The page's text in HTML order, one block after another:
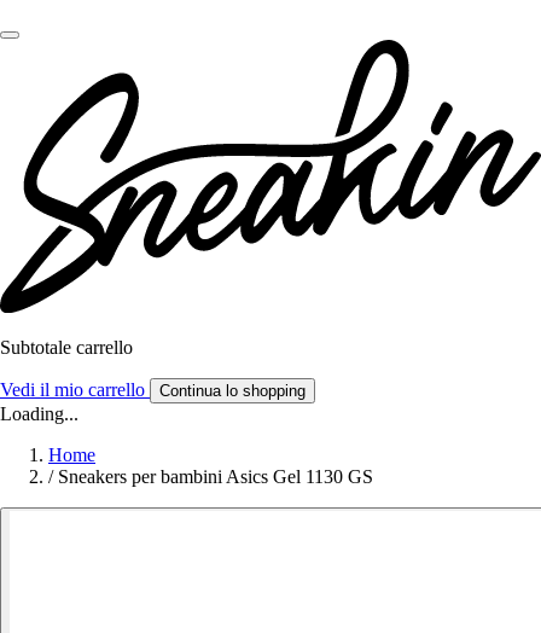
Subtotale carrello
Vedi il mio carrello Continua lo shopping
Loading...
Home
/ Sneakers per bambini Asics Gel 1130 GS